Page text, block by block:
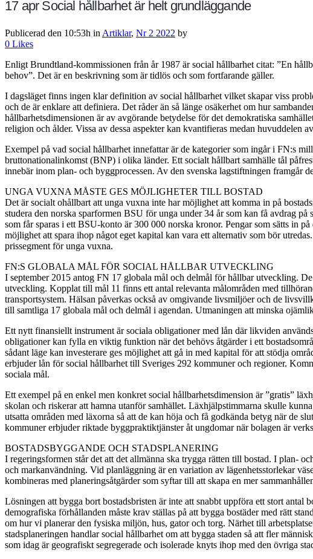
17 aprSocial hållbarhet är helt grundläggande
Publicerad den 10:53h in Artiklar, Nr 2 2022 by
0 Likes
Enligt Brundtland-kommissionen från år 1987 är social hållbarhet citat: ”En
behov”. Det är en beskrivning som är tidlös och som fortfarande gäller.
I dagsläget finns ingen klar definition av social hållbarhet vilket skapar viss
och de är enklare att definiera. Det råder än så länge osäkerhet om hur
hållbarhetsdimensionen är av avgörande betydelse för det demokratiska
religion och ålder. Vissa av dessa aspekter kan kvantifieras medan huvuddelen
Exempel på vad social hållbarhet innefattar är de kategorier som ingår i FN:s
bruttonationalinkomst (BNP) i olika länder. Ett socialt hållbart samhälle tål
innebär inom plan- och byggprocessen. Av den svenska lagstiftningen framgår
UNGA VUXNA MÅSTE GES MÖJLIGHETER TILL BOSTAD
Det är socialt ohållbart att unga vuxna inte har möjlighet att komma in på
studera den norska sparformen BSU för unga under 34 år som kan få avdrag
som får sparas i ett BSU-konto är 300 000 norska kronor. Pengar som sätts in
möjlighet att spara ihop något eget kapital kan vara ett alternativ som bör
prissegment för unga vuxna.
FN:S GLOBALA MÅL FÖR SOCIAL HÅLLBAR UTVECKLING
I september 2015 antog FN 17 globala mål och delmål för hållbar utveckling.
utveckling. Kopplat till mål 11 finns ett antal relevanta målområden med
transportsystem. Hälsan påverkas också av omgivande livsmiljöer och de
till samtliga 17 globala mål och delmål i agendan. Utmaningen att minska
Ett nytt finansiellt instrument är sociala obligationer med lån där likviden
obligationer kan fylla en viktig funktion när det behövs åtgärder i ett
sådant läge kan investerare ges möjlighet att gå in med kapital för att stödja
erbjuder lån för social hållbarhet till Sveriges 292 kommuner och regioner.
sociala mål.
Ett exempel på en enkel men konkret social hållbarhetsdimension är ”gratis”
skolan och riskerar att hamna utanför samhället. Läxhjälpstimmarna skulle
utsatta områden med läxorna så att de kan höja och få godkända betyg när de
kommuner erbjuder riktade byggpraktiktjänster åt ungdomar när bolagen är
BOSTADSBYGGANDE OCH STADSPLANERING
I regeringsformen står det att det allmänna ska trygga rätten till bostad. I plan-
och markanvändning. Vid planläggning är en variation av lägenhetsstorlekar
kombineras med planeringsåtgärder som syftar till att skapa en mer
Lösningen att bygga bort bostadsbristen är inte att snabbt uppföra ett stort antal
demografiska förhållanden måste krav ställas på att bygga bostäder med rätt
om hur vi planerar den fysiska miljön, hus, gator och torg. Närhet till
stadsplaneringen handlar social hållbarhet om att bygga staden så att fler
som idag är geografiskt segregerade och isolerade knyts ihop med den övriga